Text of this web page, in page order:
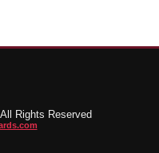
Rights Reserved